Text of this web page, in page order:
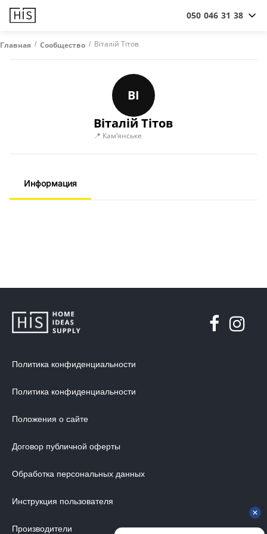
050 046 31 38
Главная / Сообщество / Віталій Тітов
ВІ
Віталій Тітов
📍 Кам'янське
Информация
Политика конфиденциальности
Политика конфиденциальности
Положения о сайте
Договор публичной оферты
Обработка персональных данных
Инструкция пользователя
Производители